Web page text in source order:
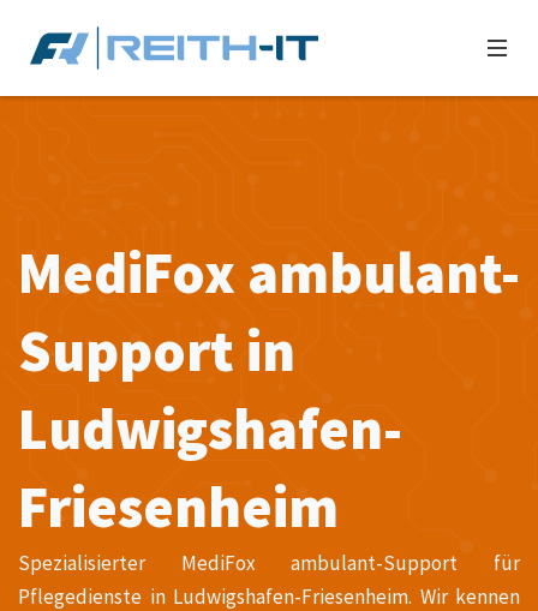
MediFox ambulant-
Support in
Ludwigshafen-
Friesenheim
Spezialisierter MediFox ambulant-Support für
Pflegedienste in Ludwigshafen-Friesenheim. Wir kennen